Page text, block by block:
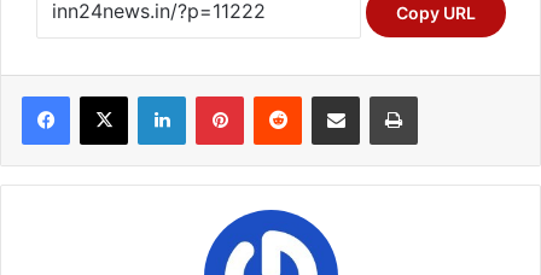
Copy URL
Facebook
X LinkedInPinterestReddit Share via Email Print